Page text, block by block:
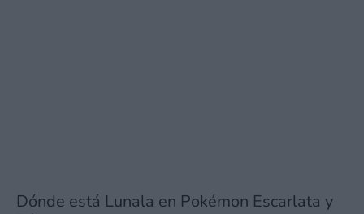
Dónde está Lunala en Pokémon Escarlata y